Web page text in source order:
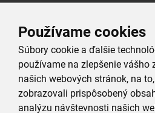
Používame cookies
Súbory cookie a ďalšie
používame na zlepšenie vášho
našich webových stránok, na
zobrazovali prispôsobený
analýzu návštevnosti našich
Obracačka rovná 30 cm